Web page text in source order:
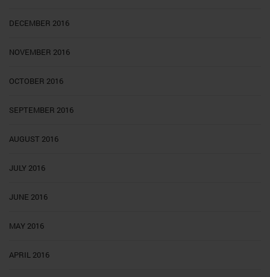
DECEMBER 2016
NOVEMBER 2016
OCTOBER 2016
SEPTEMBER 2016
AUGUST 2016
JULY 2016
JUNE 2016
MAY 2016
APRIL 2016